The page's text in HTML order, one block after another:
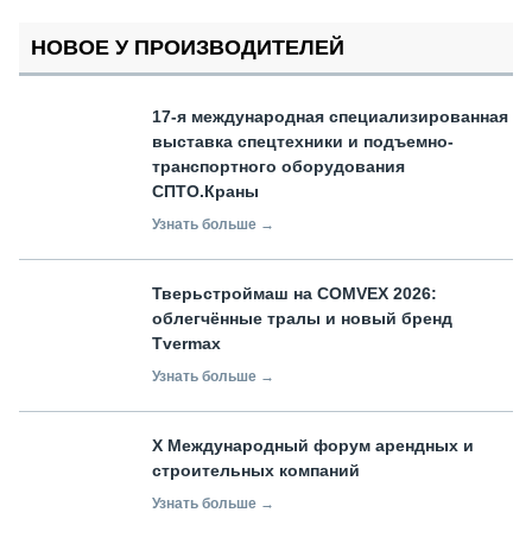
НОВОЕ У ПРОИЗВОДИТЕЛЕЙ
17-я международная специализированная
выставка спецтехники и подъемно-
транспортного оборудования
СПТО.Краны
Узнать больше →
Тверьстроймаш на COMVEX 2026:
облегчённые тралы и новый бренд
Tvermax
Узнать больше →
X Международный форум арендных и
строительных компаний
Узнать больше →